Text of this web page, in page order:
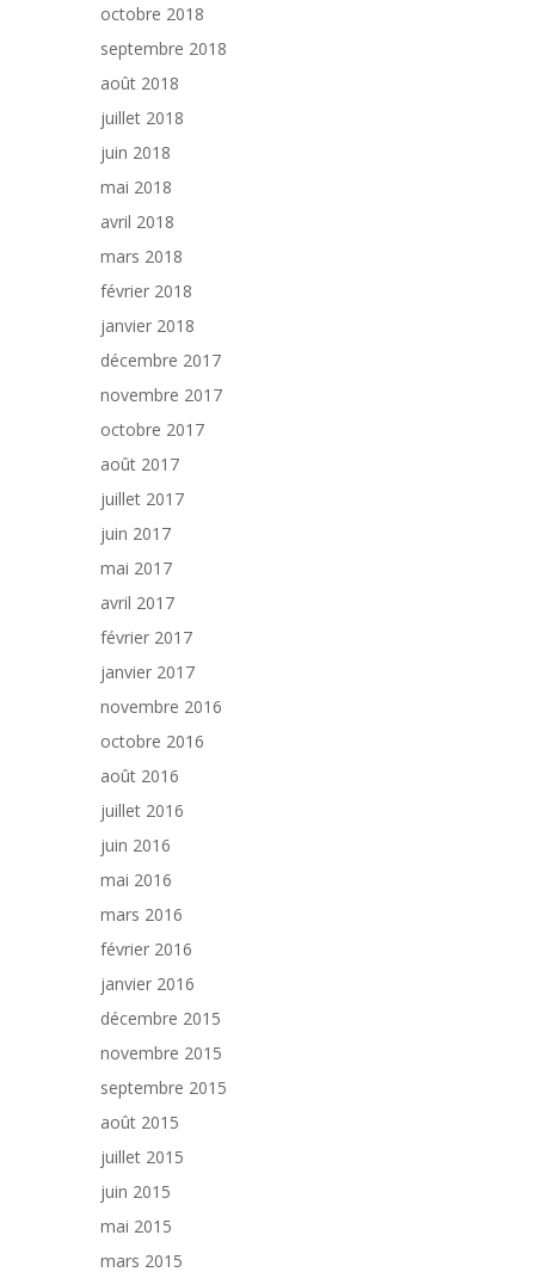
octobre 2018
septembre 2018
août 2018
juillet 2018
juin 2018
mai 2018
avril 2018
mars 2018
février 2018
janvier 2018
décembre 2017
novembre 2017
octobre 2017
août 2017
juillet 2017
juin 2017
mai 2017
avril 2017
février 2017
janvier 2017
novembre 2016
octobre 2016
août 2016
juillet 2016
juin 2016
mai 2016
mars 2016
février 2016
janvier 2016
décembre 2015
novembre 2015
septembre 2015
août 2015
juillet 2015
juin 2015
mai 2015
mars 2015